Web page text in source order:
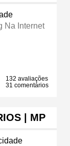
Na Internet
132 avaliações
31 comentários
| MP